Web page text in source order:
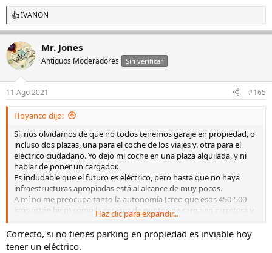
R
e
c
c
i
e
s
IVANON
Mr. Jones
Antiguos Moderadores Sin verificar
11 Ago 2021 #165
Hoyanco dijo:
Sí, nos olvidamos de que no todos tenemos garaje en propiedad, o
incluso dos plazas, una para el coche de los viajes y. otra para el
eléctrico ciudadano. Yo dejo mi coche en una plaza alquilada, y ni
hablar de poner un cargador.
Es indudable que el futuro es eléctrico, pero hasta que no haya
infraestructuras apropiadas está al alcance de muy pocos.
A mí no me preocupa tanto la autonomía (creo que esos 450-500
kms están bien) como la escasez de puntos de carga en carretera y
Ya lo siento, pero me temo que seguiré abonado al diesel mientras
Haz clic para expandir...
Correcto, si no tienes parking en propiedad es inviable hoy
tener un eléctrico.